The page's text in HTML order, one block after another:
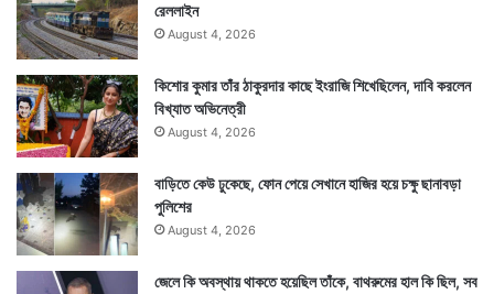
রেললাইন
August 4, 2026
কিশোর কুমার তাঁর ঠাকুরদার কাছে ইংরাজি শিখেছিলেন, দাবি করলেন
বিখ্যাত অভিনেত্রী
August 4, 2026
বাড়িতে কেউ ঢুকেছে, ফোন পেয়ে সেখানে হাজির হয়ে চক্ষু ছানাবড়া
পুলিশের
August 4, 2026
জেলে কি অবস্থায় থাকতে হয়েছিল তাঁকে, বাথরুমের হাল কি ছিল, সব